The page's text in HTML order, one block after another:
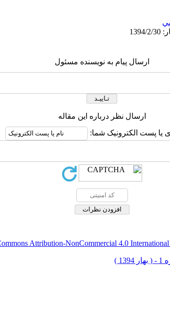
ارسال پیام به نویسنده مسئول
ارسال نظر درباره این مقاله
یا پست الکترونیک شما:
Attribution-NonCommercial 4.0